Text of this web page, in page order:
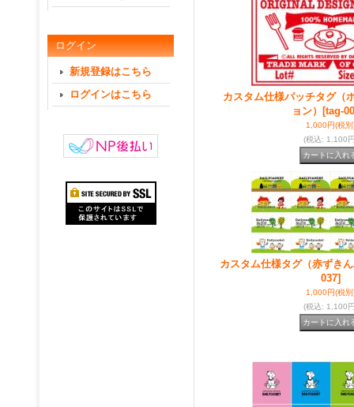
ログイン
新規登録はこちら
ログインはこちら
カスタム仕様パッチタグ（
ョン）
[tag-
1,000円(税別
(税込: 1,100
カスタム仕様タグ（赤ずき
037]
1,000円(税別
(税込: 1,100